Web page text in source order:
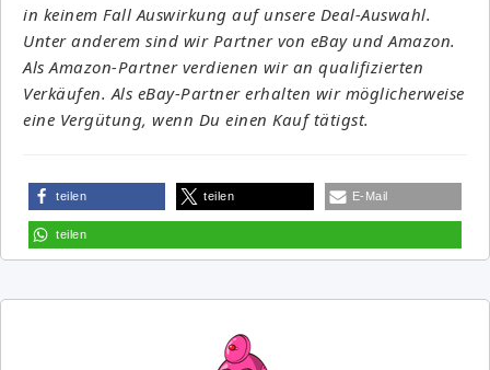
in keinem Fall Auswirkung auf unsere Deal-Auswahl.
Unter anderem sind wir Partner von eBay und Amazon.
Als Amazon-Partner verdienen wir an qualifizierten
Verkäufen. Als eBay-Partner erhalten wir möglicherweise
eine Vergütung, wenn Du einen Kauf tätigst.
teilen teilen E-Mail
teilen